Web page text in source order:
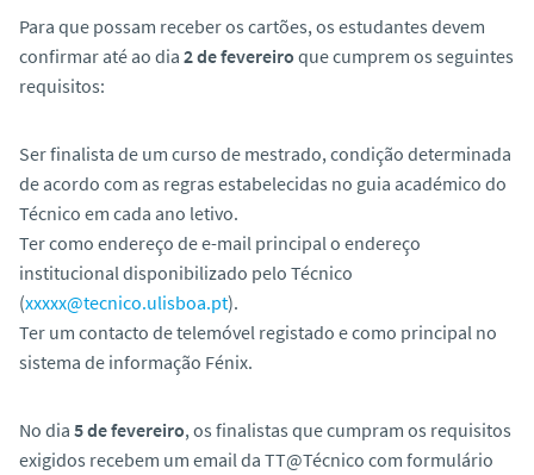
Para que possam receber os cartões, os estudantes devem
confirmar até ao dia 2 de fevereiro que cumprem os seguintes
requisitos:
Ser finalista de um curso de mestrado, condição determinada
de acordo com as regras estabelecidas no guia académico do
Técnico em cada ano letivo.
Ter como endereço de e-mail principal o endereço
institucional disponibilizado pelo Técnico
(xxxxx@tecnico.ulisboa.pt).
Ter um contacto de telemóvel registado e como principal no
sistema de informação Fénix.
No dia 5 de fevereiro, os finalistas que cumpram os requisitos
exigidos recebem um email da TT@Técnico com formulário